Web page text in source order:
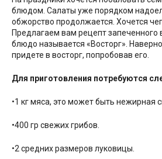
блюдом. Салаты уже порядком
обжорство продолжается. Хочется
Предлагаем вам рецепт запеченного
блюдо называется «Восторг».
придете в восторг, попробовав его.
Для приготовления потребуются
•1 кг мяса, это может быть нежирная
•400 гр свежих грибов.
•2 средних размеров луковицы.